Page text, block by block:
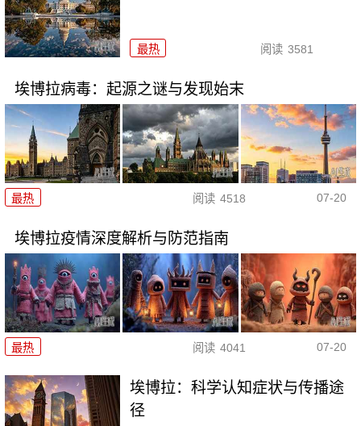
最热 阅读 3581
埃博拉病毒：起源之谜与发现始末
最热 阅读 4518 07-20
埃博拉疫情深度解析与防范指南
最热 阅读 4041 07-20
埃博拉：科学认知症状与传播途
径